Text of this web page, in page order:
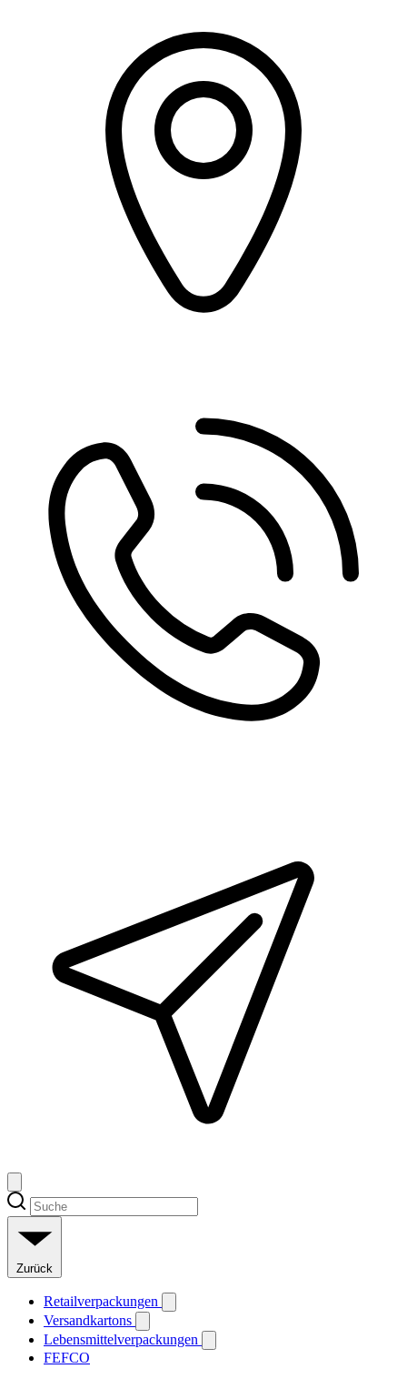
Zurück
Retailverpackungen
Versandkartons
Lebensmittelverpackungen
FEFCO